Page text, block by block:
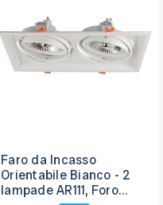
Faro da Incasso
Orientabile Bianco - 2
lampade AR111, Foro